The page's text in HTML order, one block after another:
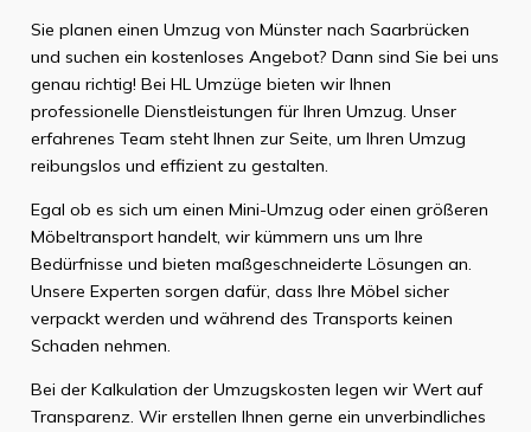
Sie planen einen Umzug von Münster nach Saarbrücken
und suchen ein kostenloses Angebot? Dann sind Sie bei uns
genau richtig! Bei HL Umzüge bieten wir Ihnen
professionelle Dienstleistungen für Ihren Umzug. Unser
erfahrenes Team steht Ihnen zur Seite, um Ihren Umzug
reibungslos und effizient zu gestalten.
Egal ob es sich um einen Mini-Umzug oder einen größeren
Möbeltransport handelt, wir kümmern uns um Ihre
Bedürfnisse und bieten maßgeschneiderte Lösungen an.
Unsere Experten sorgen dafür, dass Ihre Möbel sicher
verpackt werden und während des Transports keinen
Schaden nehmen.
Bei der Kalkulation der Umzugskosten legen wir Wert auf
Transparenz. Wir erstellen Ihnen gerne ein unverbindliches